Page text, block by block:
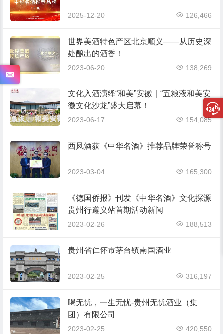
2025-12-20 126,466
世界美酒特色产区北京顺义——从历史深
处酿出的酒香！
2023-06-20 138,269
文化入酒演绎“和美”安徽｜“五粮液和美安
徽文化沙龙”盛大启幕！
2023-06-17 154,085
西凤酒获《中华名酒》推荐品牌荣誉称号
2023-03-04 165,300
《德国侨报》刊发《中华名酒》文化探源
贵州行遵义站首期活动新闻
2023-02-26 188,513
贵州省仁怀市茅台镇南国酒业
2023-02-25 316,197
喝无忧，一生无忧-贵州无忧酒业（集
团）有限公司
2023-02-25 420,550